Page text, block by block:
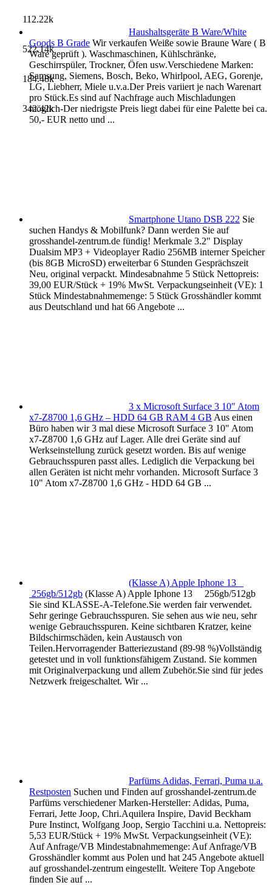
Haushaltsgeräte B Ware/White
Goods B Grade Wir verkaufen Weiße sowie Braune Ware ( B
Ware geprüft ). Waschmaschinen, Kühlschränke,
Geschirrspüler, Trockner, Öfen usw.Verschiedene Marken:
Samsung, Siemens, Bosch, Beko, Whirlpool, AEG, Gorenje,
LG, Liebherr, Miele u.v.a.Der Preis variiert je nach Warenart
pro Stück.Es sind auf Nachfrage auch Mischladungen
möglich-Der niedrigste Preis liegt dabei für eine Palette bei ca.
50,- EUR netto und ...
Smartphone Utano DSB 222 Sie
suchen Handys & Mobilfunk? Dann werden Sie auf
grosshandel-zentrum.de fündig! Merkmale 3.2" Display
Dualsim MP3 + Videoplayer Radio 256MB interner Speicher
(bis 8GB MicroSD) erweiterbar 6 Stunden Gesprächszeit
Neu, original verpackt. Mindesabnahme 5 Stück Nettopreis:
39,00 EUR/Stück + 19% MwSt. Verpackungseinheit (VE): 1
Stück Mindestabnahmemenge: 5 Stück Grosshändler kommt
aus Deutschland und hat 66 Angebote ...
3 x Microsoft Surface 3 10″ Atom
x7-Z8700 1,6 GHz – HDD 64 GB RAM 4 GB Aus einen
Büro haben wir 3 mal diese Microsoft Surface 3 10" Atom
x7-Z8700 1,6 GHz auf Lager. Alle drei Geräte sind auf
Werkseinstellung zurück gesetzt worden. Bis auf wenige
Gebrauchsspuren passt alles. Lediglich die Verpackung bei
allen Geräten ist nicht mehr vorhanden. Microsoft Surface 3
10" Atom x7-Z8700 1,6 GHz - HDD 64 GB ...
(Klasse A) Apple Iphone 13
256gb/512gb (Klasse A) Apple Iphone 13 256gb/512gb
Sie sind KLASSE-A-Telefone.Sie werden fair verwendet.
Sehr geringe Gebrauchsspuren. Sie sehen aus wie neu, sehr
wenige Gebrauchsspuren. Keine sichtbaren Kratzer, keine
Bildschirmschäden, kein Austausch von
Teilen.Hervorragender Batteriezustand (89-98 %)Vollständig
getestet und in voll funktionsfähigem Zustand. Sie kommen
mit Originalverpackung und allem Zubehör.Sie sind für jedes
Netzwerk freigeschaltet. Wir ...
Parfüms Adidas, Ferrari, Puma u.a.
Restposten Suchen und Finden auf grosshandel-zentrum.de
Parfüms verschiedener Marken-Hersteller: Adidas, Puma,
Ferrari, Jette Joop, Chri.Aquilera Inspire, David Beckham
Pure Instinct, Wolfgang Joop, Sergio Tacchini u.a. Nettopreis:
5,53 EUR/Stück + 19% MwSt. Verpackungseinheit (VE):
Auf Anfrage/VB Mindestabnahmemenge: Auf Anfrage/VB
Grosshändler kommt aus Polen und hat 245 Angebote aktuell
auf grosshandel-zentrum eingestellt. Weitere Top Angebote
finden Sie auf ...
112.22k
522.14k
184.48k
342.42k